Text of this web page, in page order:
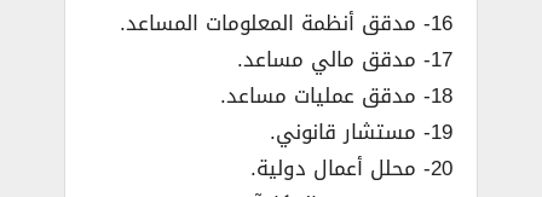
16- مدقق أنظمة المعلومات المساعد.
17- مدقق مالي مساعد.
18- مدقق عمليات مساعد.
19- مستشار قانوني.
20- محلل أعمال دولية.